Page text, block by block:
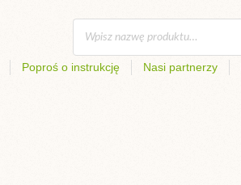
Poproś o instrukcję Nasi partnerzy